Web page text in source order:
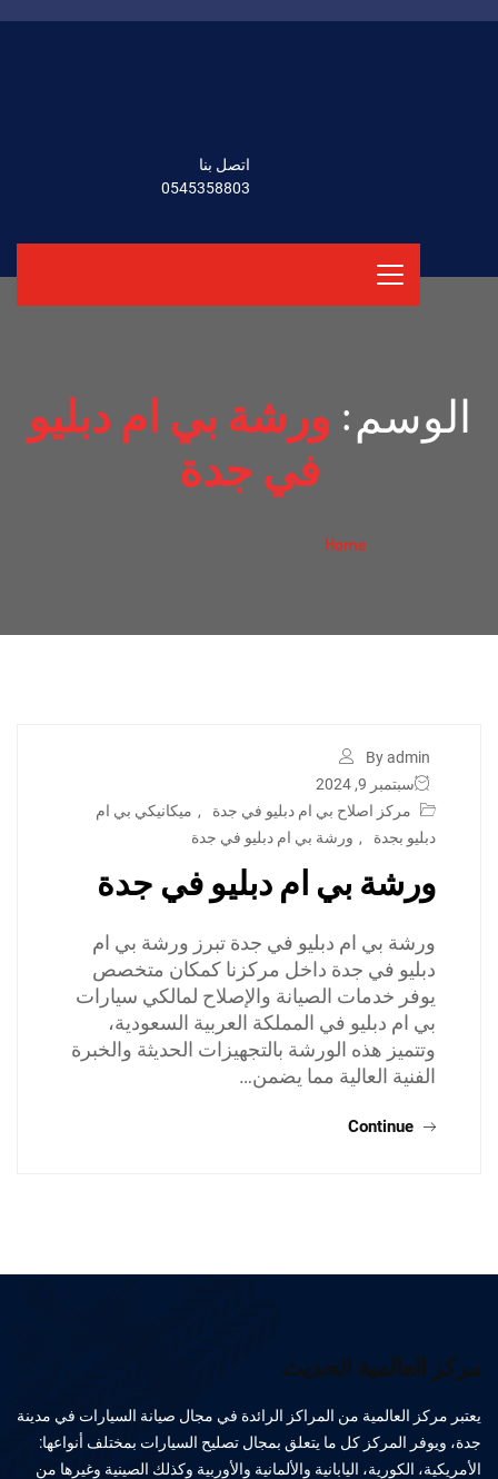
اتصل بنا
0545358803
الوسم: ورشة بي ام دبليو
في جدة
Home
By admin
سبتمبر 9, 2024
مركز اصلاح بي ام دبليو في جدة
, ميكانيكي بي ام
دبليو بجدة
, ورشة بي ام دبليو في جدة
ورشة بي ام دبليو في جدة
ورشة بي ام دبليو في جدة تبرز ورشة بي ام
دبليو في جدة داخل مركزنا كمكان متخصص
يوفر خدمات الصيانة والإصلاح لمالكي سيارات
بي ام دبليو في المملكة العربية السعودية،
وتتميز هذه الورشة بالتجهيزات الحديثة والخبرة
الفنية العالية مما يضمن…
Continue
مركز العالمية الحديث
يعتبر مركز العالمية من المراكز الرائدة في مجال صيانة السيارات في مدينة
جدة، ويوفر المركز كل ما يتعلق بمجال تصليح السيارات بمختلف أنواعها:
الأمريكية، الكورية، اليابانية والألمانية والأوربية وكذلك الصينية وغيرها من